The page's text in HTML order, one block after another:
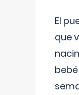
El
que